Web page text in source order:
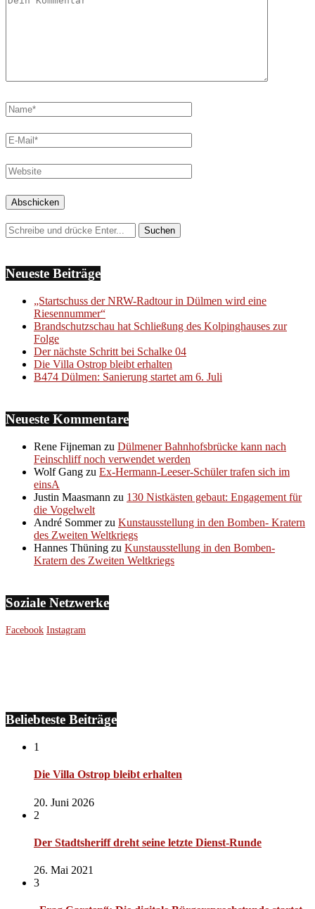
Neueste Beiträge
„Startschuss der NRW-Radtour in Dülmen wird eine
Riesennummer“
Brandschutzschau hat Schließung des Kolpinghauses zur
Folge
Der nächste Schritt bei Schalke 04
Die Villa Ostrop bleibt erhalten
B474 Dülmen: Sanierung startet am 6. Juli
Neueste Kommentare
Rene Fijneman zu Dülmener Bahnhofsbrücke kann nach
Feinschliff noch verwendet werden
Wolf Gang zu Ex-Hermann-Leeser-Schüler trafen sich im
einsA
Justin Maasmann zu 130 Nistkästen gebaut: Engagement für
die Vogelwelt
André Sommerzu Kunstausstellung in den Bomben- Kratern
des Zweiten Weltkriegs
Hannes Thüning zu Kunstausstellung in den Bomben-
Kratern des Zweiten Weltkriegs
Soziale Netzwerke
Facebook Instagram
Beliebteste Beiträge
1
Die Villa Ostrop bleibt erhalten
20. Juni 2026
2
Der Stadtsheriff dreht seine letzte Dienst-Runde
26. Mai 2021
3